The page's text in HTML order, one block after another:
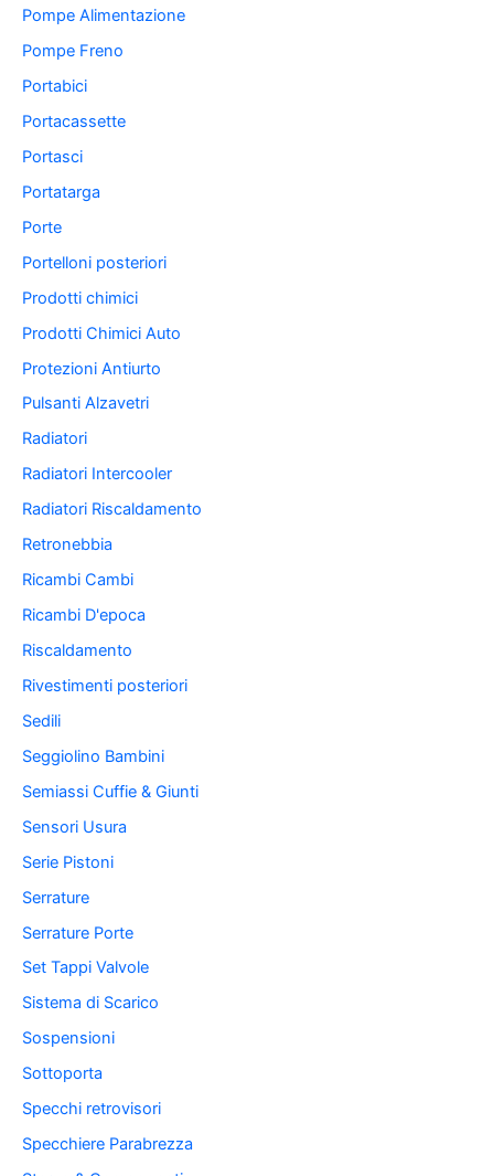
Pompe Alimentazione
Pompe Freno
Portabici
Portacassette
Portasci
Portatarga
Porte
Portelloni posteriori
Prodotti chimici
Prodotti Chimici Auto
Protezioni Antiurto
Pulsanti Alzavetri
Radiatori
Radiatori Intercooler
Radiatori Riscaldamento
Retronebbia
Ricambi Cambi
Ricambi D'epoca
Riscaldamento
Rivestimenti posteriori
Sedili
Seggiolino Bambini
Semiassi Cuffie & Giunti
Sensori Usura
Serie Pistoni
Serrature
Serrature Porte
Set Tappi Valvole
Sistema di Scarico
Sospensioni
Sottoporta
Specchi retrovisori
Specchiere Parabrezza